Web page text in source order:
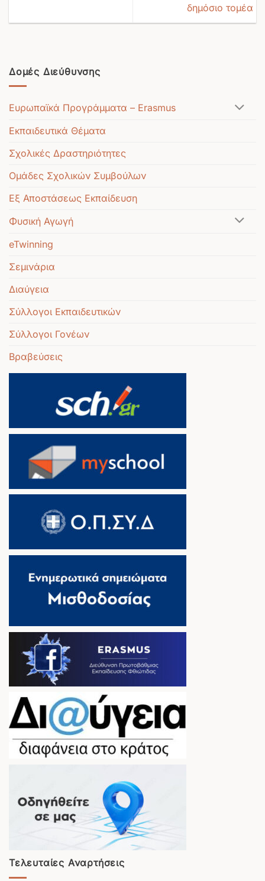
Δομές Διεύθυνσης
Ευρωπαϊκά Προγράμματα – Erasmus
Εκπαιδευτικά Θέματα
Σχολικές Δραστηριότητες
Ομάδες Σχολικών Συμβούλων
Εξ Αποστάσεως Εκπαίδευση
Φυσική Αγωγή
eTwinning
Σεμινάρια
Διαύγεια
Σύλλογοι Εκπαιδευτικών
Σύλλογοι Γονέων
Βραβεύσεις
Τελευταίες Αναρτήσεις
δημόσιο τομέα